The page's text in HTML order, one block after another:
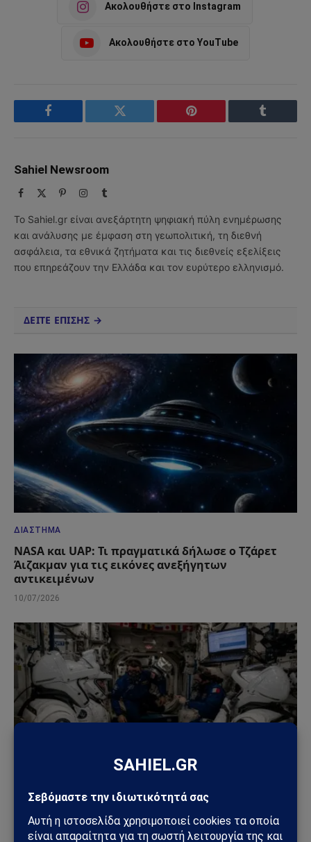
Ακολουθήστε στο Instagram
Ακολουθήστε στο YouTube
Facebook Twitter Pinterest Tumblr
Sahiel Newsroom
Facebook PinterestInstagram
Tumblr
Το Sahiel.gr είναι ανεξάρτητη ψηφιακή πύλη ενημέρωσης
και ανάλυσης με έμφαση στη γεωπολιτική, τη διεθνή
ασφάλεια, τα εθνικά ζητήματα και τις διεθνείς εξελίξεις
που επηρεάζουν την Ελλάδα και τον ευρύτερο ελληνισμό.
ΔΕΙΤΕ ΕΠΙΣΗΣ →
ΔΙΆΣΤΗΜΑ
NASA και UAP: Τι πραγματικά δήλωσε ο Τζάρετ
Άιζακμαν για τις εικόνες ανεξήγητων
αντικειμένων
10/07/2026
ΔΙΆΣΤΗΜΑ
Συναγερμός στον Διεθνή Διαστημικό Σταθμό:
Διαρροή αέρα οδήγησε αστροναύτες σε